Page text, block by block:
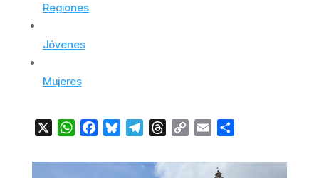
Regiones
Jóvenes
Mujeres
WhatsApp
FacebookBlueskyTelegramThreads
Copy Email